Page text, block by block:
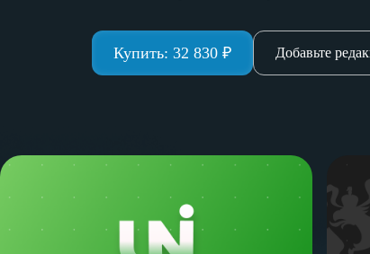
Купить: 32 830 ₽ Добавьте